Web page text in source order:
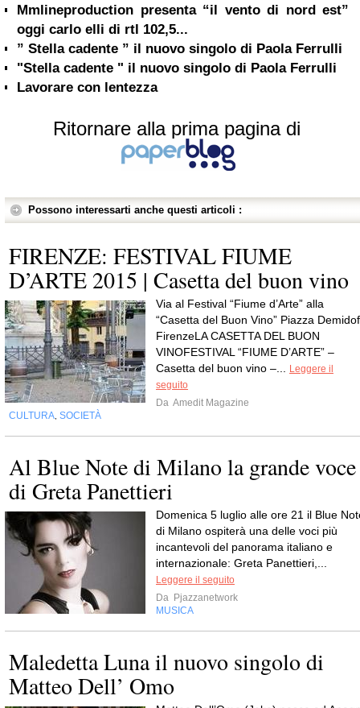
Mmlineproduction presenta “il vento di nord est”
oggi carlo elli di rtl 102,5...
” Stella cadente ” il nuovo singolo di Paola Ferrulli
"Stella cadente " il nuovo singolo di Paola Ferrulli
Lavorare con lentezza
Ritornare alla prima pagina di
Possono interessarti anche questi articoli :
FIRENZE: FESTIVAL FIUME
D’ARTE 2015 | Casetta del buon vino
Via al Festival “Fiume d’Arte” alla
“Casetta del Buon Vino” Piazza
FirenzeLA CASETTA DEL BUON
VINOFESTIVAL “FIUME D’ARTE” –
Casetta del buon vino –...
Leggere il
seguito
Da Amedit Magazine
CULTURA SOCIETÀ
Al Blue Note di Milano la grande voce
di Greta Panettieri
Domenica 5 luglio alle ore 21 il Blue
di Milano ospiterà una delle voci più
incantevoli del panorama italiano e
internazionale: Greta Panettieri,...
Leggere il seguito
Da Pjazzanetwork
MUSICA
Maledetta Luna il nuovo singolo di
Matteo Dell’ Omo